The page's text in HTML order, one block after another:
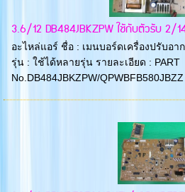
3.6/12 DB484JBKZPW ใชักับตัวรับ 2/
อะไหล่แอร์ ชื่อ : เมนบอร์ดเครื่องปรับอา
รุ่น : ใช้ได้หลายรุ่น รายละเอียด : PART
No.DB484JBKZPW/